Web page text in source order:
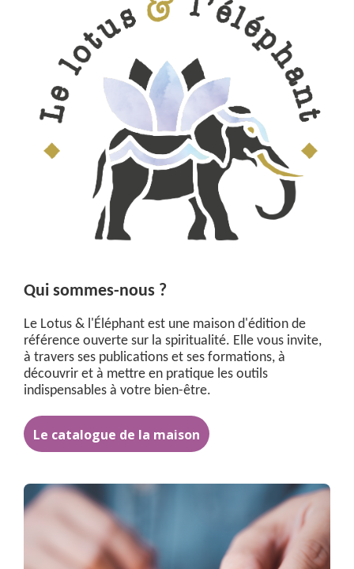
Qui sommes-nous ?
Le Lotus & l'Éléphant est une maison d'édition de
référence ouverte sur la spiritualité. Elle vous invite,
à travers ses publications et ses formations, à
découvrir et à mettre en pratique les outils
indispensables à votre bien-être.
Le catalogue de la maison